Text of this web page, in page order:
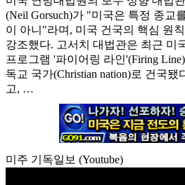
(Neil Gorsuch)가 "미국은 특정 종교
이 아니"라며, 미국 건국의 핵심 원
강조했다. 고서치 대법관은 최근 미
프로그램 '파이어링 라인'(Firing
독교 국가(Christian nation)로 건국
고, …
미주 기독일보 (Youtube)